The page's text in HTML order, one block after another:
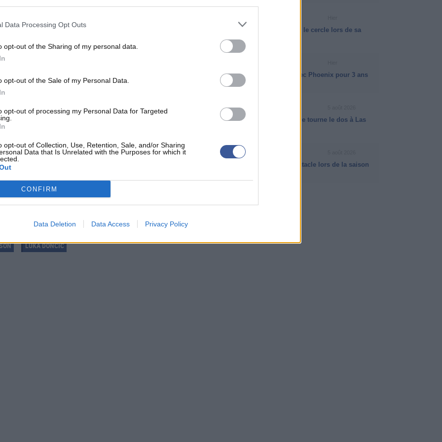
Data Processing Opt Outs
opt-out of the Sharing of my personal data.
opt-out of the Sale of my Personal Data.
opt-out of processing my Personal Data for Targeted
opt-out of Collection, Use, Retention, Sale, and/or Sharing
Data that Is Unrelated with the Purposes for which it
CONFIRM
Data Deletion Data Access Privacy Policy
LUKA DONCIC
VJ Edgecombe a martyrisé le cercle lors de sa
dernière saison
Dillon Brooks prolonge avec Phoenix pour 3 ans
et 73 millions de dollars
INFO ISB
NBA Cup : pourquoi la ligue tourne le dos à Las
VIDÉO NBA
Matas Buzelis a fait le spectacle lors de la saison